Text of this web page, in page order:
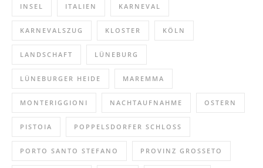
INSEL ITALIEN KARNEVAL
KARNEVALSZUG KLOSTER KÖLN
LANDSCHAFT LÜNEBURG
LÜNEBURGER HEIDE MAREMMA
MONTERIGGIONI NACHTAUFNAHME OSTERN
PISTOIA POPPELSDORFER SCHLOSS
PORTO SANTO STEFANO PROVINZ GROSSETO